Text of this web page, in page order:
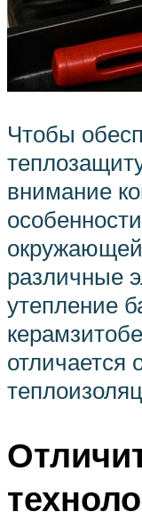
Чтобы
внимание
различные
утепление
отличается